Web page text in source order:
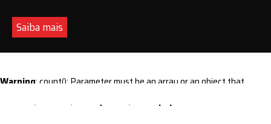
Saiba mais
Warning: count(): Parameter must be an array or an object that
content/themes/sintequimica/index.php